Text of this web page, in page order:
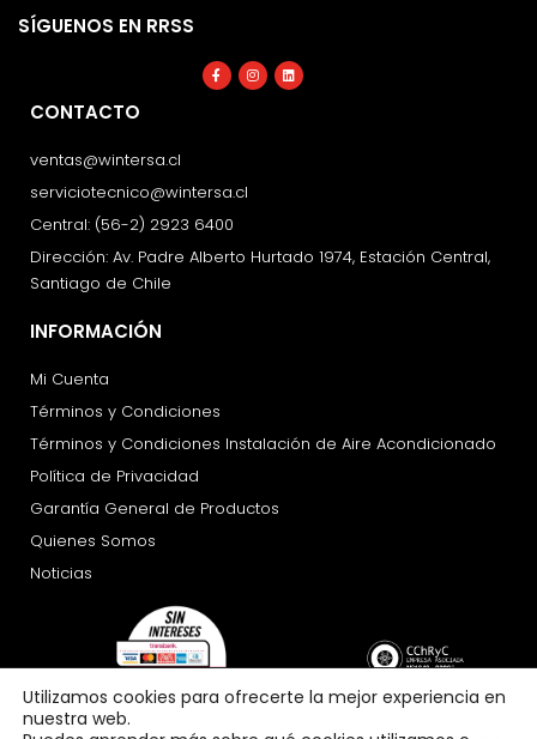
SÍGUENOS EN RRSS
Facebook-
f
Instagram
Linkedin
CONTACTO
ventas@wintersa.cl
serviciotecnico@wintersa.cl
Central: (56-2) 2923 6400
Dirección: Av. Padre Alberto Hurtado 1974, Estación Central,
Santiago de Chile
INFORMACIÓN
Mi Cuenta
Términos y Condiciones
Términos y Condiciones Instalación de Aire Acondicionado
Política de Privacidad
Garantía General de Productos
Quienes Somos
Noticias
Utilizamos cookies para ofrecerte la mejor experiencia en
nuestra web.